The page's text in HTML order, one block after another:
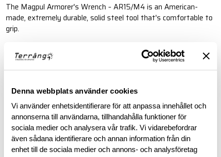
Denna webbplats använder cookies
Vi använder enhetsidentifierare för att anpassa innehållet och
annonserna till användarna, tillhandahålla funktioner för
sociala medier och analysera vår trafik. Vi vidarebefordrar
även sådana identifierare och annan information från din
enhet till de sociala medier och annons- och analysföretag
The Magpul Armorer's Wrench – AR15/M4 is an American-
made, extremely durable, solid steel tool that's comfortable to
grip.
BESKRIVNING
RECENSIONER
OM VARUMÄRKET